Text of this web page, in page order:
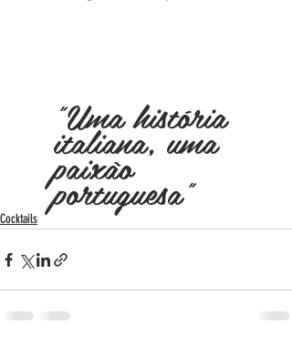
"Uma história
italiana, uma
paixão
portuguesa"
Cocktails